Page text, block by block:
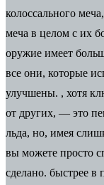
колоссального
меча в целом с их
оружие имеет
все они, которые
улучшены. , хотя
от других, — это
льда, но, имея
вы можете просто
сделано. быстрее